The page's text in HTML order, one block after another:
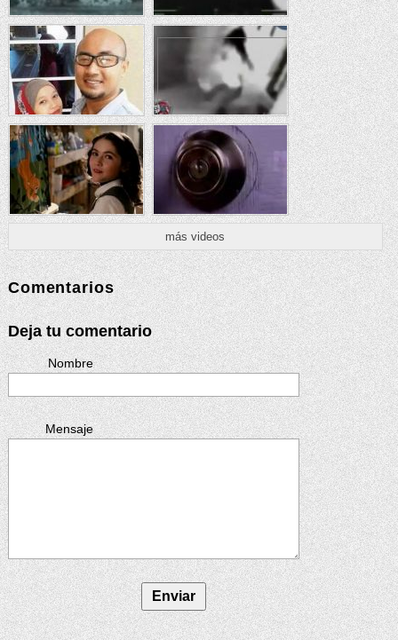
más videos
Comentarios
Deja tu comentario
Nombre
Mensaje